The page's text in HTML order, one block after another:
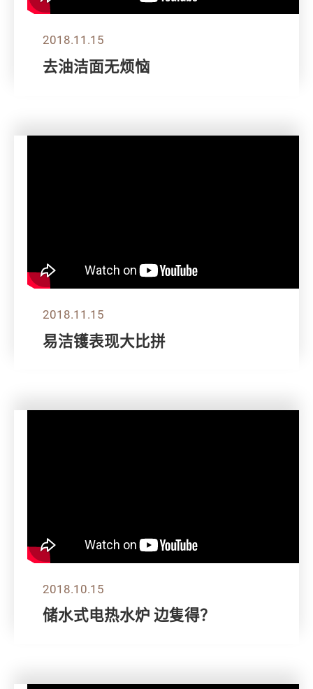
2018.11.15
去油洁面无烦恼
2018.11.15
易洁镬表现大比拼
2018.10.15
储水式电热水炉 边隻得？